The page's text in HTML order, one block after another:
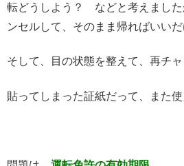
転どうしよう？ などと考えました
ンセルして、そのまま帰ればいいだ
そして、目の状態を整えて、再チャ
貼ってしまった証紙だって、また使